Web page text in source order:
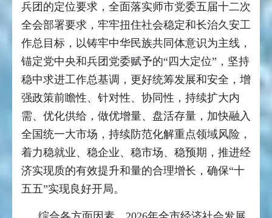
兵团的定位要求，全面落实师市党委五届十二次
全会部署要求，牢牢扭住社会稳定和长治久安工
作总目标，以铸牢中华民族共同体意识为主线，
锚定党中央和兵团党委赋予的“四大定位”，坚持
稳中求进工作总基调，更好统筹发展和安全，增
强政策前瞻性、针对性、协同性，持续扩大内
需、优化供给，做优增量、盘活存量，加快融入
全国统一大市场，持续防范化解重点领域风险，
着力稳就业、稳企业、稳市场、稳预期，推进经
济实现质的有效提升和量的合理增长，确保“十
五五”实现良好开局。